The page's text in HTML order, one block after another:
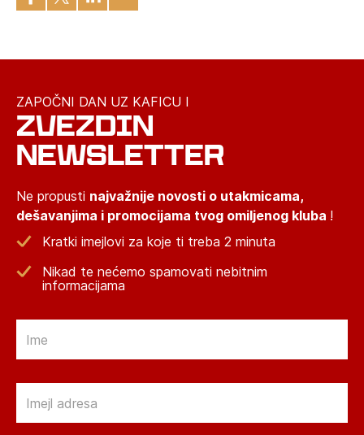
ZAPOČNI DAN UZ KAFICU I
ZVEZDIN
NEWSLETTER
Ne propusti najvažnije novosti o utakmicama,
dešavanjima i promocijama tvog omiljenog kluba !
Kratki imejlovi za koje ti treba 2 minuta
Nikad te nećemo spamovati nebitnim
informacijama